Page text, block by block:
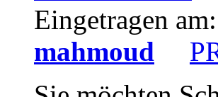
Eingetragen am:
mahmoud